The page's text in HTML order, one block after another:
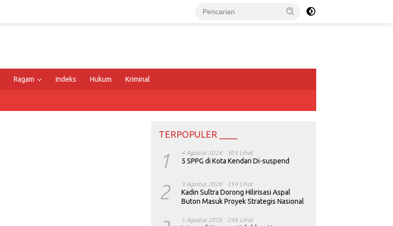
Ragam Indeks Hukum Kriminal
TERPOPULER ____
1 4 Agustus 2026 303 Lihat
5 SPPG di Kota Kendari Di-suspend
2 3 Agustus 2026 254 Lihat
Kadin Sultra Dorong Hilirisasi Aspal
Buton Masuk Proyek Strategis Nasional
5 Agustus 2026 248 Lihat